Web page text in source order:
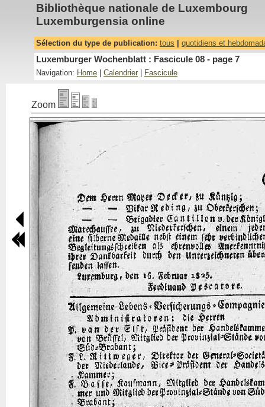
Bibliothèque nationale de Luxembourg
Luxemburgensia online
Sélection du type de publication: tous quotidiens et
Luxemburger Wochenblatt : Fascicule 08 - page 7
Navigation: Home Calendrier Fascicule
Zoom